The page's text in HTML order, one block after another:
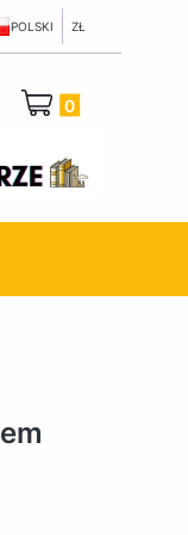
POLSKI ZŁ
Produkty w